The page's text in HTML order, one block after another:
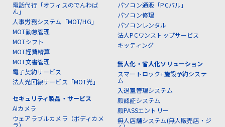
電話代行「オフィスのでんわば
ん」
人事労務システム「MOT/HG」
MOT勤怠管理
MOTシフト
MOT経費精算
MOT文書管理
電子契約サービス
法人光回線サービス「MOT光」
セキュリティ製品・サービス
AIカメラ
ウェアラブルカメラ（ボディカメ
ラ）
パソコン通販「PCバル」
パソコン修理
パソコンレンタル
法人PCワンストップサービス
キッティング
無人化・省人化ソリューション
スマートロック+施設予約システ
ム
入退室管理システム
顔認証システム
顔PASSエントリー
無人店舗システム(無人販売店・ジ